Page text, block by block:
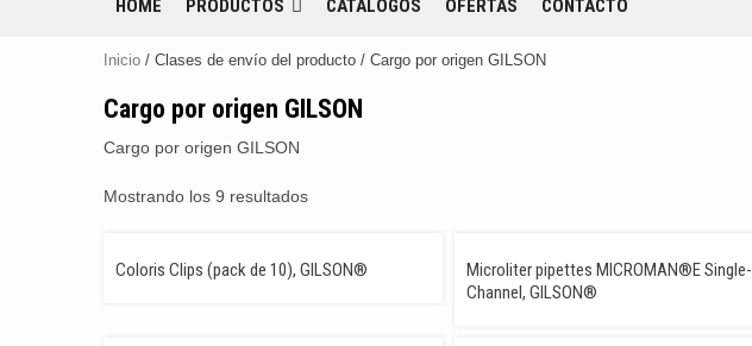
HOME PRODUCTOS CATÁLOGOS OFERTAS CONTACTO
Inicio / Clases de envío del producto / Cargo por origen GILSON
Cargo por origen GILSON
Cargo por origen GILSON
Mostrando los 9 resultados
Coloris Clips (pack de 10), GILSON®
Microliter pipettes MICROMAN®E Single-
Channel, GILSON®